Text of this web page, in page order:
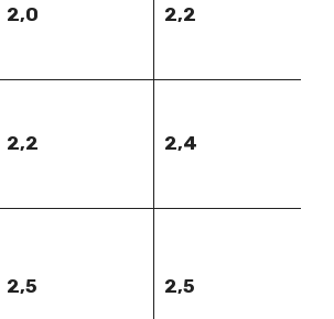
2,0 2,2
2,2 2,4
2,5 2,5